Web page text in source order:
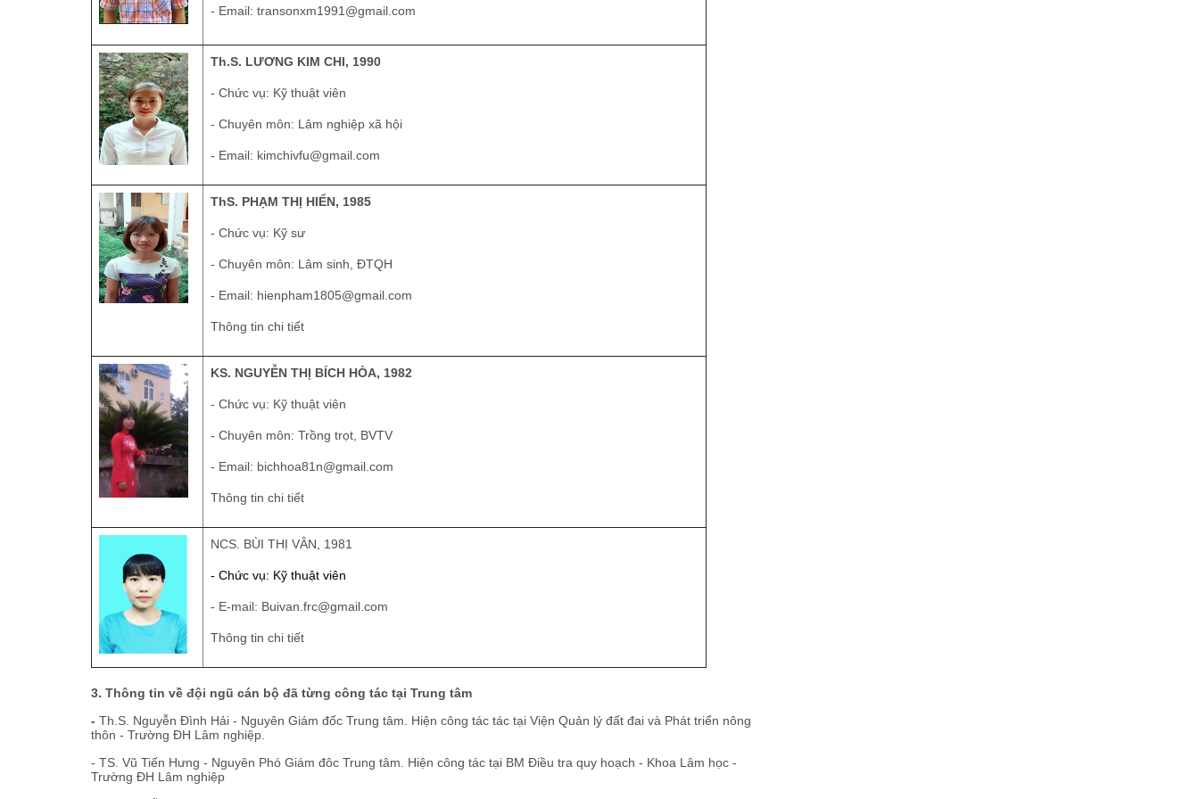
- Email: transonxm1991@gmail.com
Th.S. LƯƠNG KIM CHI, 1990
- Chức vụ: Kỹ thuật viên
- Chuyên môn: Lâm nghiệp xã hội
- Email: kimchivfu@gmail.com
ThS. PHẠM THỊ HIỂN, 1985
- Chức vụ: Kỹ sư
- Chuyên môn: Lâm sinh, ĐTQH
- Email: hienpham1805@gmail.com
Thông tin chi tiết
KS. NGUYỄN THỊ BÍCH HÒA, 1982
- Chức vụ: Kỹ thuật viên
- Chuyên môn: Trồng trọt, BVTV
- Email: bichhoa81n@gmail.com
Thông tin chi tiết
NCS. BÙI THỊ VÂN, 1981
- Chức vụ: Kỹ thuật viên
- E-mail: Buivan.frc@gmail.com
Thông tin chi tiết
3. Thông tin về đội ngũ cán bộ đã từng công tác tại Trung tâm
- Th.S. Nguyễn Đình Hải - Nguyên Giám đốc Trung tâm. Hiện công tác tác tại Viện Quản lý đất đai và Phát triển nông
thôn - Trường ĐH Lâm nghiệp.
- TS. Vũ Tiến Hưng - Nguyên Phó Giám đôc Trung tâm. Hiện công tác tại BM Điều tra quy hoạch - Khoa Lâm học -
Trường ĐH Lâm nghiệp